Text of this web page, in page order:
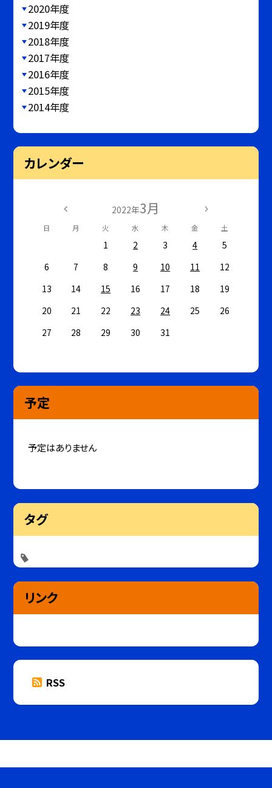
2020年度
2019年度
2018年度
2017年度
2016年度
2015年度
2014年度
カレンダー
2022年3月
日 月 火 水 木 金 土
1 2 3 4
5
6
7 8 9 10 11
12
13
14 15 16 17 18
19
20
21 22 23 24 25
26
27
28 29 30 31
予定
予定はありません
タグ
リンク
RSS